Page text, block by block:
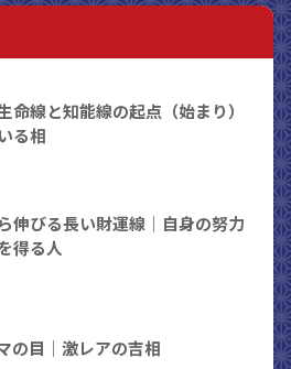
命線と知能線の起点（始まり）
る相
伸びる長い財運線｜自身の努力
得る人
の目｜激レアの吉相